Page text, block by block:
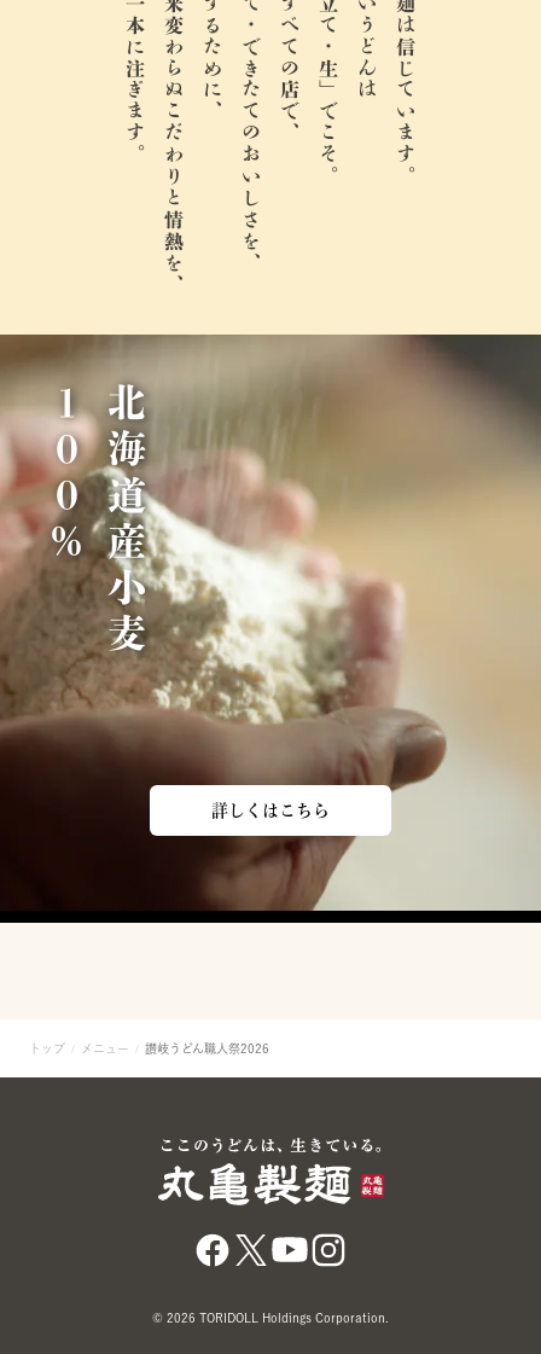
丸亀製麺は信じています。
「打ち立て・生」でこそ。
打ち立て・できたてのおいしさを、
創業以来変わらぬこだわりと情熱を、
北
海
道
産
小
麦
1
0
0
％
詳しくはこちら
トップ メニュー 讃岐うどん職人祭2026
© 2026 TORIDOLL Holdings Corporation.